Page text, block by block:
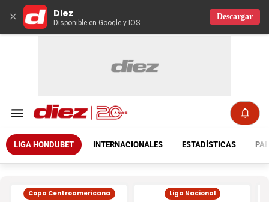
× Diez
Disponible en Google y IOS
Descargar
LIGA HONDUBET INTERNACIONALES ESTADÍSTICAS
Copa Centroamericana Liga Nacional